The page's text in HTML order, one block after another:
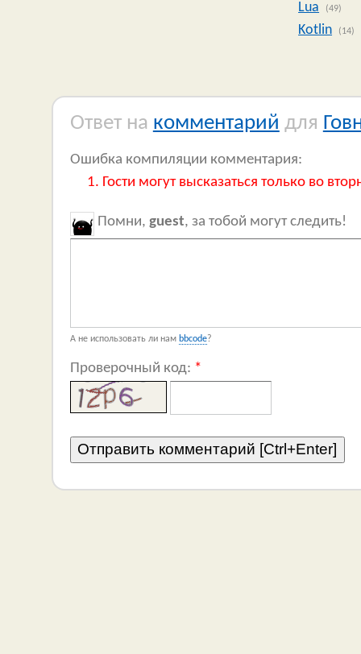
Lua
(49)
Kotlin (14)
Ответ на комментарий для
Ошибка компиляции комментария:
Гости могут высказаться только во
Помни, guest, за тобой могут следить!
А не использовать ли нам bbcode?
Проверочный код: *